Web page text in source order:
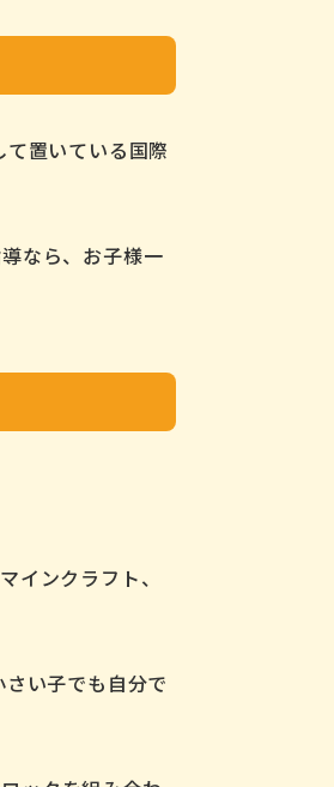
置いている国際
なら、お子様一
インクラフト、
い子でも自分で